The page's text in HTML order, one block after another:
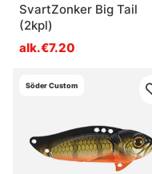
SvartZonker Big Tail
(2kpl)
alk.€7.20
Söder Custom